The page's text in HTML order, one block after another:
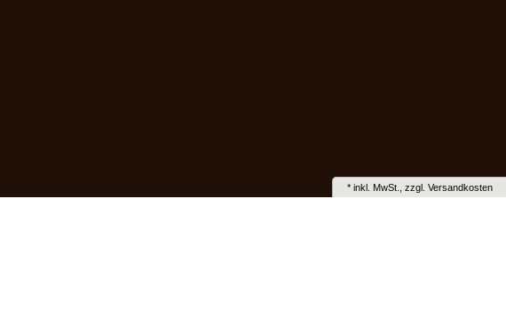
* inkl. MwSt., zzgl. Versandkosten